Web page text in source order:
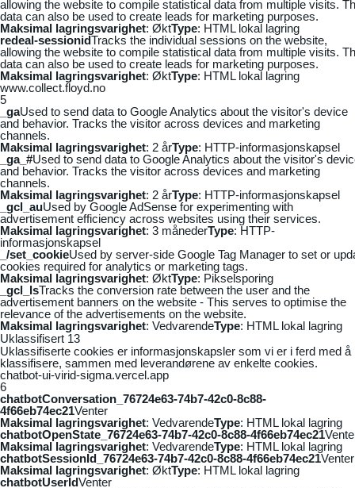
allowing the website to compile statistical data from multiple visits.
data can also be used to create leads for marketing purposes.
Maksimal lagringsvarighet: ØktType: HTML lokal lagring
redeal-sessionidTracks the individual sessions on the website,
allowing the website to compile statistical data from multiple visits.
data can also be used to create leads for marketing purposes.
Maksimal lagringsvarighet: ØktType: HTML lokal lagring
www.collect.floyd.no
5
_gaUsed to send data to Google Analytics about the visitor's device
and behavior. Tracks the visitor across devices and marketing
channels.
Maksimal lagringsvarighet: 2 årType: HTTP-informasjonskapsel
_ga_#Used to send data to Google Analytics about the visitor's
and behavior. Tracks the visitor across devices and marketing
channels.
Maksimal lagringsvarighet: 2 årType: HTTP-informasjonskapsel
_gcl_auUsed by Google AdSense for experimenting with
advertisement efficiency across websites using their services.
Maksimal lagringsvarighet: 3 månederType: HTTP-
informasjonskapsel
_/set_cookieUsed by server-side Google Tag Manager to set or
cookies required for analytics or marketing tags.
Maksimal lagringsvarighet: ØktType: Pikselsporing
_gcl_lsTracks the conversion rate between the user and the
advertisement banners on the website - This serves to optimise the
relevance of the advertisements on the website.
Maksimal lagringsvarighet: VedvarendeType: HTML lokal lagring
Uklassifisert 13
Uklassifiserte cookies er informasjonskapsler som vi er i ferd med å
klassifisere, sammen med leverandørene av enkelte cookies.
chatbot-ui-virid-sigma.vercel.app
6
chatbotConversation_76724e63-74b7-42c0-8c88-
4f66eb74ec21Venter
Maksimal lagringsvarighet: VedvarendeType: HTML lokal lagring
chatbotOpenState_76724e63-74b7-42c0-8c88-4f66eb74ec21
Maksimal lagringsvarighet: VedvarendeType: HTML lokal lagring
chatbotSessionId_76724e63-74b7-42c0-8c88-4f66eb74ec21Venter
Maksimal lagringsvarighet: ØktType: HTML lokal lagring
chatbotUserIdVenter